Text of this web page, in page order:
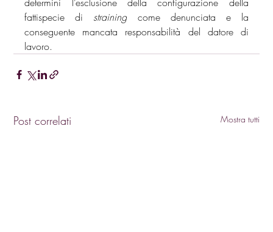
fattispecie di straining come denunciata e la
conseguente mancata responsabilità del datore di
lavoro.
Post correlati Mostra tutti